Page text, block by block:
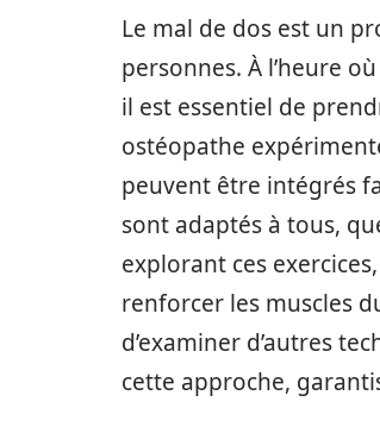
Le mal de dos est un
personnes. À l’heure
il est essentiel de
ostéopathe
peuvent être intégrés
sont adaptés à tous,
explorant ces
renforcer les muscles
d’examiner d’autres
cette approche,